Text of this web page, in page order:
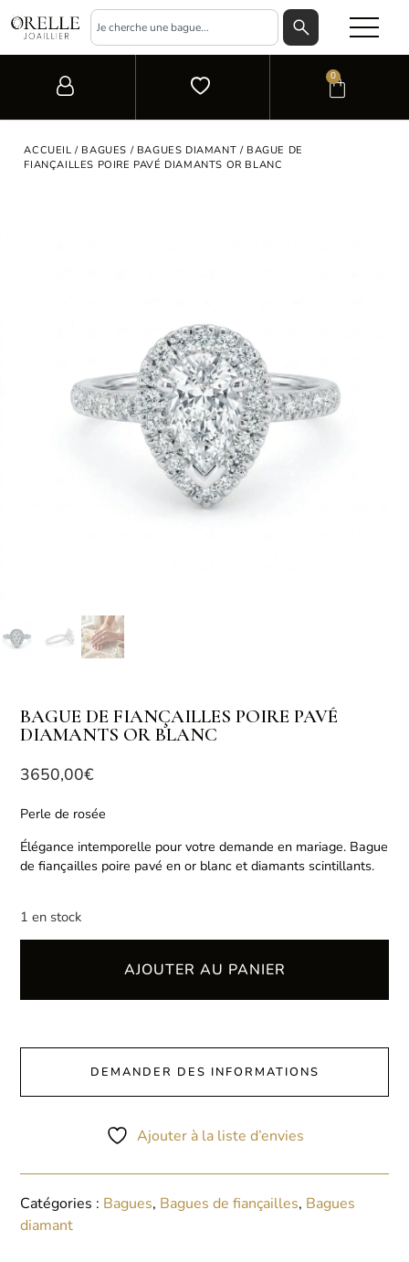
0
ACCUEIL / BAGUES / BAGUES DIAMANT / BAGUE DE
FIANÇAILLES POIRE PAVÉ DIAMANTS OR BLANC
BAGUE DE FIANÇAILLES POIRE PAVÉ
DIAMANTS OR BLANC
3650,00€
Perle de rosée
Élégance intemporelle pour votre demande en mariage. Bague
de fiançailles poire pavé en or blanc et diamants scintillants.
1 en stock
AJOUTER AU PANIER
DEMANDER DES INFORMATIONS
Ajouter à la liste d’envies
Catégories : Bagues, Bagues de fiançailles, Bagues
diamant